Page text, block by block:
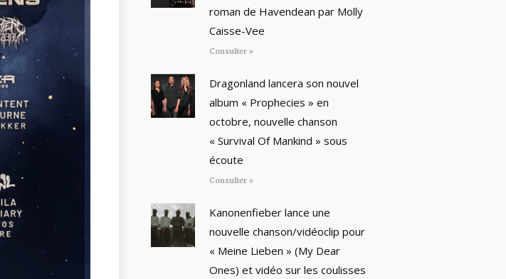
roman de Havendean par Molly
Caisse-Vee
Consulter »
Dragonland lancera son nouvel
album « Prophecies » en
octobre, nouvelle chanson
« Survival Of Mankind » sous
écoute
Consulter »
Kanonenfieber lance une
nouvelle chanson/vidéoclip pour
« Meine Lieben » (My Dear
Ones) et vidéo sur les coulisses